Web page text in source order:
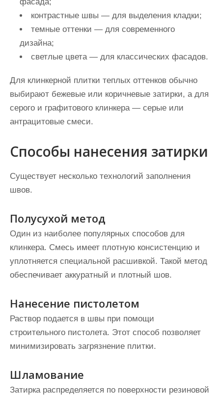
контрастные швы — для выделения кладки;
темные оттенки — для современного
дизайна;
светлые цвета — для классических фасадов.
Для клинкерной плитки теплых оттенков обычно
выбирают бежевые или коричневые затирки, а для
серого и графитового клинкера — серые или
антрацитовые смеси.
Способы нанесения затирки
Существует несколько технологий заполнения
швов.
Полусухой метод
Один из наиболее популярных способов для
клинкера. Смесь имеет плотную консистенцию и
уплотняется специальной расшивкой. Такой метод
обеспечивает аккуратный и плотный шов.
Нанесение пистолетом
Раствор подается в швы при помощи
строительного пистолета. Этот способ позволяет
минимизировать загрязнение плитки.
Шламование
Затирка распределяется по поверхности резиновой